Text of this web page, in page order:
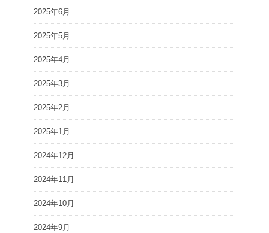
2025年6月
2025年5月
2025年4月
2025年3月
2025年2月
2025年1月
2024年12月
2024年11月
2024年10月
2024年9月